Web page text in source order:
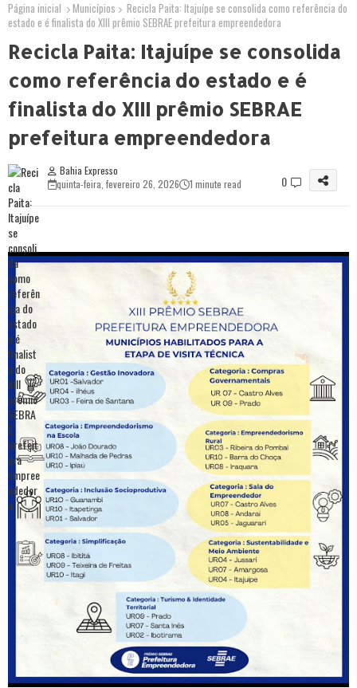
Página inicial Municípios
Recicla Paita: Itajuípe se consolida como referência do
estado e é finalista do XIII prêmio SEBRAE prefeitura empreendedora
Recicla Paita: Itajuípe se consolida
como referência do estado e é
finalista do XIII prêmio SEBRAE
prefeitura empreendedora
Bahia Expresso
quinta-feira, fevereiro 26, 2026
1 minute read 0